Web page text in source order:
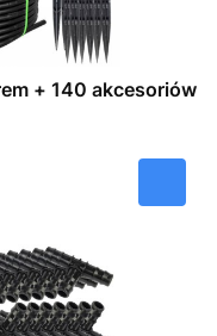
+ 140 akcesoriów